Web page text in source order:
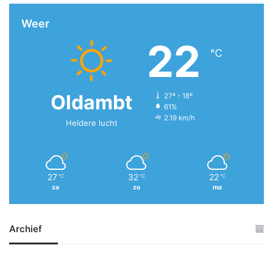
Weer
Oldambt
Heldere lucht
22 ℃
27º - 18º
61%
2.19 km/h
27 ℃
za
32 ℃
zo
22 ℃
ma
Archief